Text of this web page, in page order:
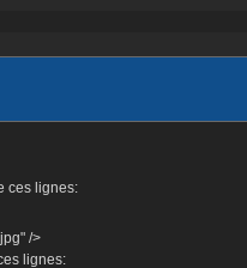
ces lignes:
/>
lignes: